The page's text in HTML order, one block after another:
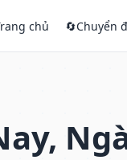
chủ 🔄Chuyển